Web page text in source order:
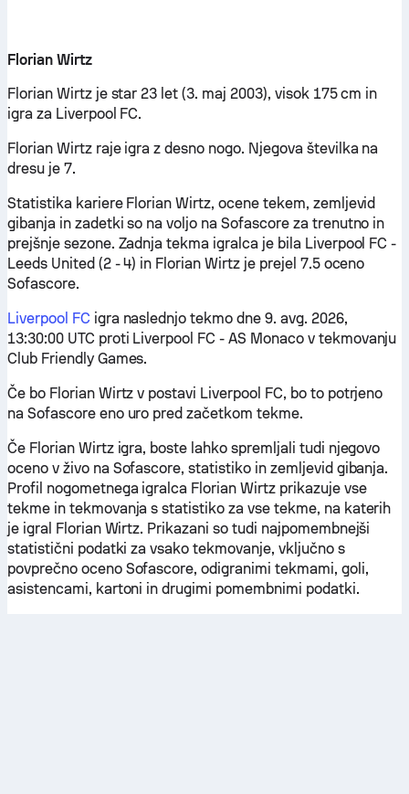
Florian Wirtz
Florian Wirtz je star 23 let (3. maj 2003), visok 175 cm in
igra za Liverpool FC.
Florian Wirtz raje igra z desno nogo. Njegova številka na
dresu je 7.
Statistika kariere Florian Wirtz, ocene tekem, zemljevid
gibanja in zadetki so na voljo na Sofascore za trenutno in
prejšnje sezone. Zadnja tekma igralca je bila Liverpool FC -
Leeds United (2 - 4) in Florian Wirtz je prejel 7.5 oceno
Sofascore.
Liverpool FC igra naslednjo tekmo dne 9. avg. 2026,
13:30:00 UTC proti Liverpool FC - AS Monaco v tekmovanju
Club Friendly Games.
Če bo Florian Wirtz v postavi Liverpool FC, bo to potrjeno
na Sofascore eno uro pred začetkom tekme.
Če Florian Wirtz igra, boste lahko spremljali tudi njegovo
oceno v živo na Sofascore, statistiko in zemljevid gibanja.
Profil nogometnega igralca Florian Wirtz prikazuje vse
tekme in tekmovanja s statistiko za vse tekme, na katerih
je igral Florian Wirtz. Prikazani so tudi najpomembnejši
statistični podatki za vsako tekmovanje, vključno s
povprečno oceno Sofascore, odigranimi tekmami, goli,
asistencami, kartoni in drugimi pomembnimi podatki.